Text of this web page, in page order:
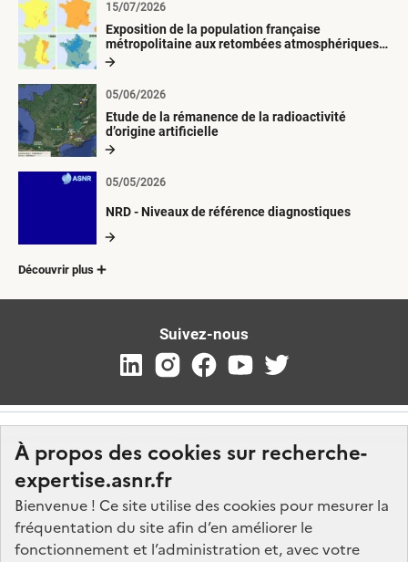
À propos des cookies sur recherche-
expertise.asnr.fr
Bienvenue ! Ce site utilise des cookies pour mesurer la
fréquentation du site afin d’en améliorer le
fonctionnement et l’administration et, avec votre
Exposition de la population française
métropolitaine aux retombées atmosphériques
radioactives depuis 1945
15/07/2026
Etude de la rémanence de la radioactivité
d’origine artificielle
05/06/2026
NRD - Niveaux de référence diagnostiques
05/05/2026
Découvrir plus
Suivez-nous
Nos marchés